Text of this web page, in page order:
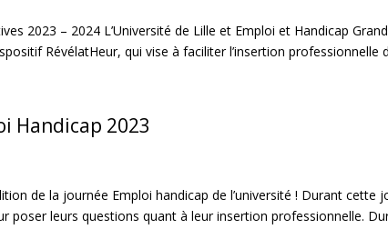
2023 – 2024 L’Université de Lille et Emploi et Handicap
RévélatHeur, qui vise à faciliter l’insertion professionnelle
Handicap 2023
de la journée Emploi handicap de l’université ! Durant cette
poser leurs questions quant à leur insertion professionnelle.